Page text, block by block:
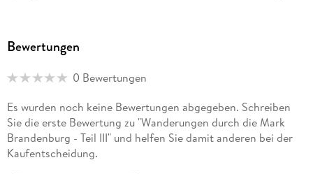
»Es gibt keinen Zweifel: Wer sich eine Bibliothek mit
kommt an dieser Edition nicht vorbei. « WDR 3
»Hier wird fündig, wer an Hörbuchproduktionen Freude hat,
die nicht schnell hingeschludert sind, sondern mit einer
Regie-Idee zum Text vom und für den Rundfunk produziert
sind. « NDR KULTUR
Bewertungen
0 Bewertungen
Es wurden noch keine Bewertungen abgegeben. Schreiben
Sie die erste Bewertung zu "Wanderungen durch die Mark
Brandenburg - Teil III" und helfen Sie damit anderen bei der
Kaufentscheidung.